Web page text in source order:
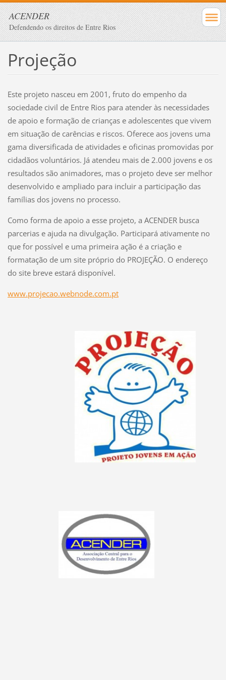
ACENDER
Defendendo os direitos de Entre Rios
Projeção
Este projeto nasceu em 2001, fruto do empenho da
sociedade civil de Entre Rios para atender às necessidades
de apoio e formação de crianças e adolescentes que vivem
em situação de carências e riscos. Oferece aos jovens uma
gama diversificada de atividades e oficinas promovidas por
cidadãos voluntários. Já atendeu mais de 2.000 jovens e os
resultados são animadores, mas o projeto deve ser melhor
desenvolvido e ampliado para incluir a participação das
famílias dos jovens no processo.
Como forma de apoio a esse projeto, a ACENDER busca
parcerias e ajuda na divulgação. Participará ativamente no
que for possível e uma primeira ação é a criação e
formatação de um site próprio do PROJEÇÃO. O endereço
do site breve estará disponível.
www.projecao.webnode.com.pt